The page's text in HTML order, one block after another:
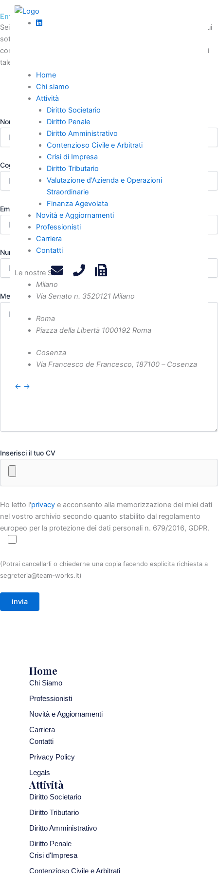
al
contenuto
Home
Chi siamo
Attività
Diritto Societario
Diritto Penale
Diritto Amministrativo
Contenzioso Civile e Arbitrati
Crisi di Impresa
Diritto Tributario
Valutazione d'Azienda e Operazioni
Straordinarie
Finanza Agevolata
Novità e Aggiornamenti
Professionisti
Carriera
Contatti
Le nostre Sedi
Milano
Via Senato n. 3520121 Milano
Roma
Piazza della Libertà 1000192 Roma
Cosenza
Via Francesco de Francesco, 187100 – Cosenza
← →
Entra nel team
Sei motivato a far parte della nostra squadra? Compila il form qui
sotto per inviarci la tua candidatura. Raccontaci di te, delle tue
competenze e delle tue aspirazioni. Siamo sempre alla ricerca di
talenti che condividano la nostra passione e i nostri valori.
Nome
Cognome
Email
Numero di telefono
Messaggio
Inserisci il tuo CV
Ho letto l'privacy e acconsento alla memorizzazione dei miei dati
nel vostro archivio secondo quanto stabilito dal regolamento
europeo per la protezione dei dati personali n. 679/2016, GDPR.
(Potrai cancellarli o chiederne una copia facendo esplicita richiesta a
segreteria@team-works.it)
Home
Chi Siamo
Professionisti
Novità e Aggiornamenti
Carriera
Contatti
Privacy Policy
Legals
Attività
Diritto Societario
Diritto Tributario
Diritto Amministrativo
Diritto Penale
Crisi d'Impresa
Contenzioso Civile e Arbitrati